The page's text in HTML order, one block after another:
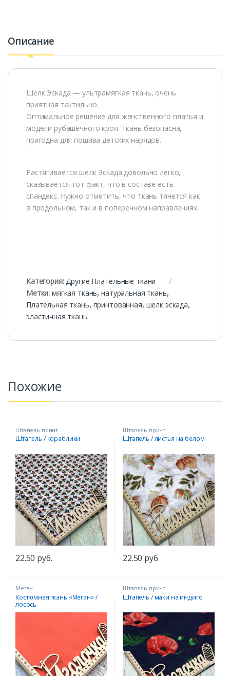
Описание
Шелк Эскада — ультрамягкая ткань, очень
приятная тактильно.
Оптимальное решение для женственного платья и
модели рубашечного кроя. Ткань безопасна,
пригодна для пошива детских нарядов.
Растягивается шелк Эскада довольно легко,
сказывается тот факт, что в составе есть
спандекс. Нужно отметить, что ткань тянется как
в продольном, так и в поперечном направлениях.
Категория: Другие Плательные ткани
Метки:мягкая ткань,натуральная ткань,
Плательная ткань, принтованная, шелк эскада,
эластичная ткань
Похожие
Штапель принт
Штапель / кораблики
22.50 руб.
Штапель принт
Штапель / листья на белом
22.50 руб.
Меган
Костюмная ткань «Меган» /
лосось
Штапель принт
Штапель / маки на индиго